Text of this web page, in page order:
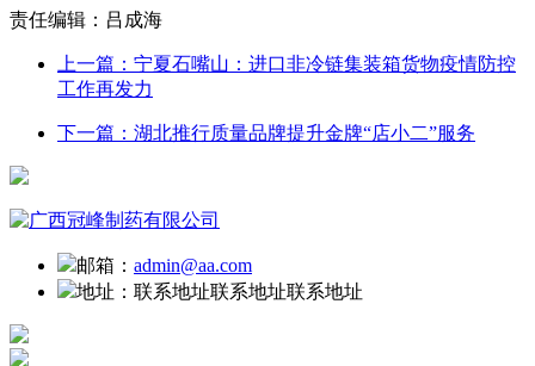
责任编辑：吕成海
上一篇：宁夏石嘴山：进口非冷链集装箱货物疫情防控
工作再发力
下一篇：湖北推行质量品牌提升金牌“店小二”服务
邮箱： admin@aa.com
地址： 联系地址联系地址联系地址